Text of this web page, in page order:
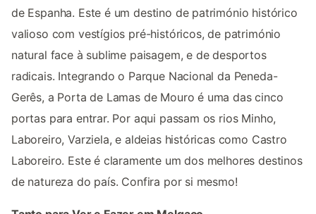
de Espanha. Este é um destino de património histórico
valioso com vestígios pré-históricos, de património
natural face à sublime paisagem, e de desportos
radicais. Integrando o Parque Nacional da Peneda-
Gerês, a Porta de Lamas de Mouro é uma das cinco
portas para entrar. Por aqui passam os rios Minho,
Laboreiro, Varziela, e aldeias históricas como Castro
Laboreiro. Este é claramente um dos melhores destinos
de natureza do país. Confira por si mesmo!